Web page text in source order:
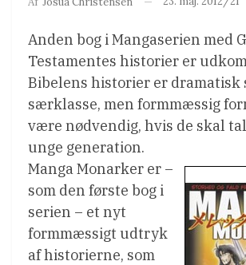
Anden bog i Mangaserien med
Testamentes historier er
Bibelens historier er dramatisk
særklasse, men formmæssig
være nødvendig, hvis de skal
unge generation.
Manga Monarker er –
som den første bog i
serien – et nyt
formmæssigt udtryk
af historierne, som